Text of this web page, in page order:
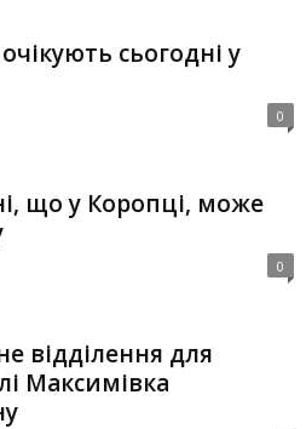
сьогодні у
0
що у Коропці, може
0
відділення для
Максимівка